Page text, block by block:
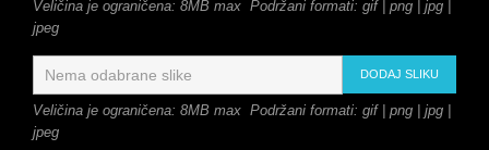
Veličina je ograničena: 8MB max Podržani formati: gif | png | jpg |
jpeg
DODAJ SLIKU
Veličina je ograničena: 8MB max Podržani formati: gif | png | jpg |
jpeg